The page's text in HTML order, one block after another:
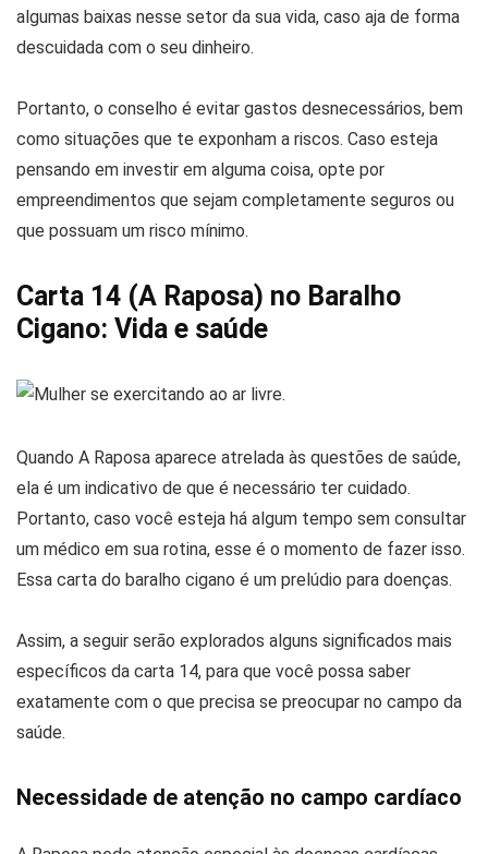
algumas baixas nesse setor da sua vida, caso aja de forma
descuidada com o seu dinheiro.
Portanto, o conselho é evitar gastos desnecessários, bem
como situações que te exponham a riscos. Caso esteja
pensando em investir em alguma coisa, opte por
empreendimentos que sejam completamente seguros ou
que possuam um risco mínimo.
Carta 14 (A Raposa) no Baralho
Cigano: Vida e saúde
Quando A Raposa aparece atrelada às questões de saúde,
ela é um indicativo de que é necessário ter cuidado.
Portanto, caso você esteja há algum tempo sem consultar
um médico em sua rotina, esse é o momento de fazer isso.
Essa carta do baralho cigano é um prelúdio para doenças.
Assim, a seguir serão explorados alguns significados mais
específicos da carta 14, para que você possa saber
exatamente com o que precisa se preocupar no campo da
saúde.
Necessidade de atenção no campo cardíaco